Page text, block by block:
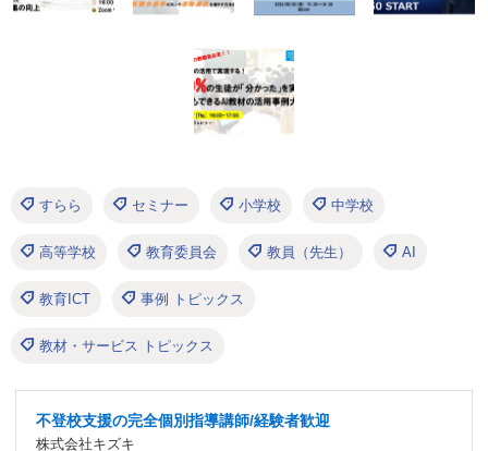
すらら セミナー 小学校 中学校
高等学校 教育委員会 教員（先生） AI
教育ICT 事例 トピックス
教材・サービス トピックス
不登校支援の完全個別指導講師/経験者歓迎
株式会社キズキ